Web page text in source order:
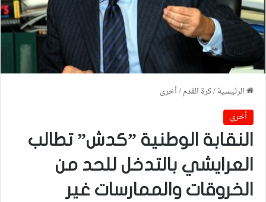
الرئيسية/كرة القدم/أخرى
أخرى
النقابة الوطنية ”كدش” تطالب
العرايشي بالتدخل للحد من
الخروقات والممارسات غير